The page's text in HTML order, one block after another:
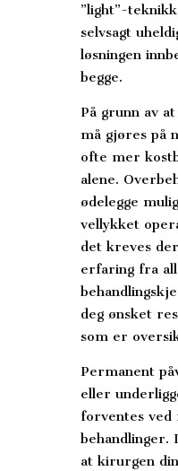
”light”-
selvsagt
løsningen
begge.
På grunn av
må gjøres på
ofte mer
alene.
ødelegge
vellykket
det kreves
erfaring fra
deg ønsket
som er
Permanent
eller
forventes
at kirurgen